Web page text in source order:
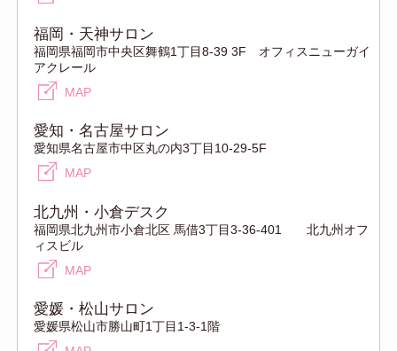
福岡・天神サロン
福岡県福岡市中央区舞鶴1丁目8-39 3F オフィスニューガイ
アクレール
MAP
愛知・名古屋サロン
愛知県名古屋市中区丸の内3丁目10-29-5F
MAP
北九州・小倉デスク
福岡県北九州市小倉北区 馬借3丁目3-36-401 北九州オフ
ィスビル
MAP
愛媛・松山サロン
愛媛県松山市勝山町1丁目1-3-1階